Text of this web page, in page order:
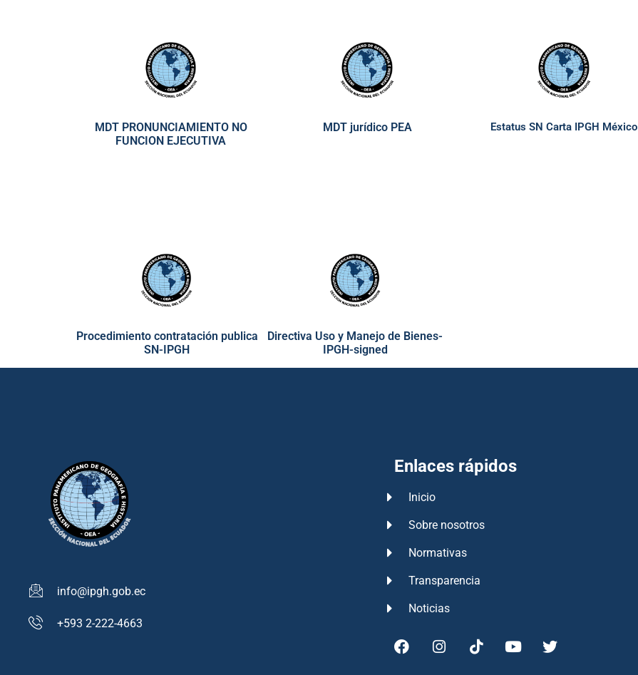
MDT PRONUNCIAMIENTO NO
FUNCION EJECUTIVA
MDT jurídico PEA Estatus SN Carta IPGH México
Procedimiento contratación publica
SN-IPGH
Directiva Uso y Manejo de Bienes-
IPGH-signed
info@ipgh.gob.ec
+593 2-222-4663
Enlaces rápidos
Inicio
Sobre nosotros
Normativas
Transparencia
Noticias